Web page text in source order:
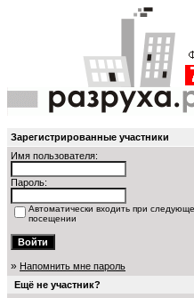
Зарегистрированные участники
Имя пользователя:
Пароль:
Автоматически входить при
посещении
» Напомнить мне пароль
Ещё не участник?